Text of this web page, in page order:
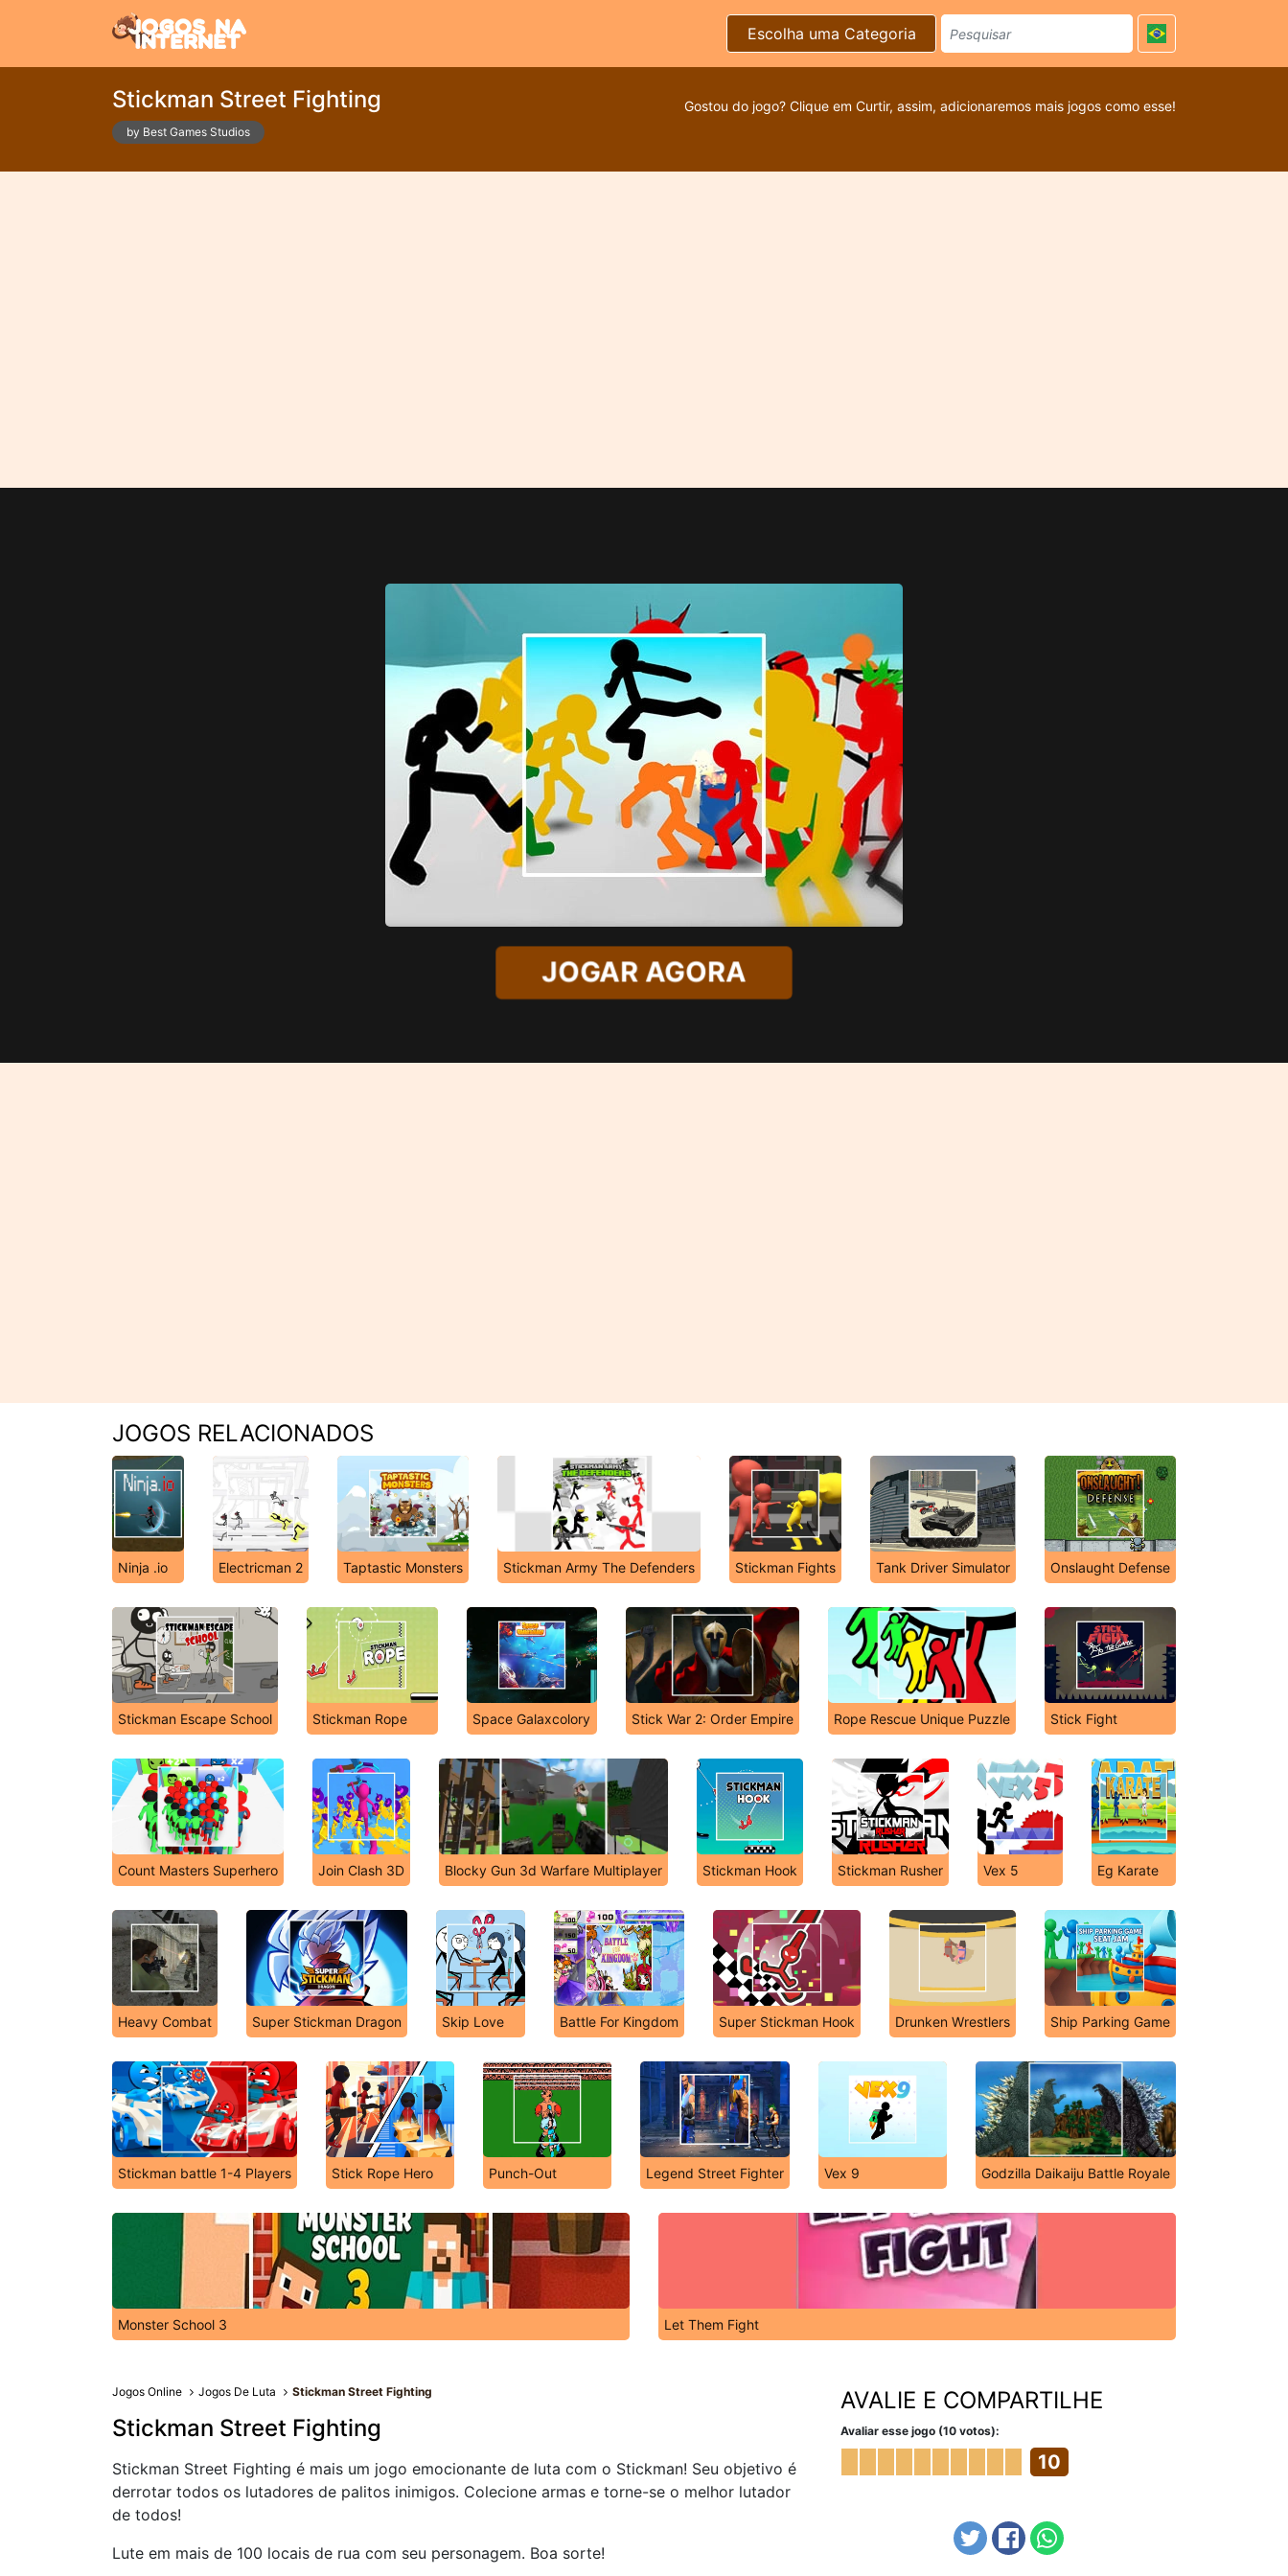
Escolha uma Categoria
Stickman Street Fighting
by Best Games Studios
Gostou do jogo? Clique em Curtir, assim, adicionaremos mais jogos como esse!
JOGAR AGORA
JOGOS RELACIONADOS
Ninja .io Electricman 2 Taptastic Monsters Stickman Army The Defenders Stickman Fights Tank Driver Simulator Onslaught Defense
Stickman Escape School Stickman Rope Space Galaxcolory Stick War 2: Order Empire Rope Rescue Unique Puzzle Stick Fight
Count Masters Superhero Join Clash 3D Blocky Gun 3d Warfare Multiplayer Stickman Hook Stickman Rusher Vex 5 Eg Karate
Heavy Combat Super Stickman Dragon Skip Love Battle For Kingdom Super Stickman Hook Drunken Wrestlers Ship Parking Game
Stickman battle 1-4 Players Stick Rope Hero Punch-Out Legend Street Fighter Vex 9 Godzilla Daikaiju Battle Royale
Monster School 3 Let Them Fight
Jogos Online Jogos De Luta Stickman Street Fighting
Stickman Street Fighting
Stickman Street Fighting é mais um jogo emocionante de luta com o Stickman! Seu objetivo é
derrotar todos os lutadores de palitos inimigos. Colecione armas e torne-se o melhor lutador
de todos!
Lute em mais de 100 locais de rua com seu personagem. Boa sorte!
AVALIE E COMPARTILHE
Avaliar esse jogo (10 votos):
10